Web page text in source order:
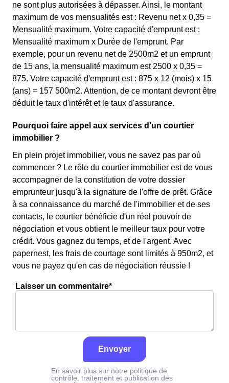
ne sont plus autorisées à dépasser. Ainsi, le montant
maximum de vos mensualités est : Revenu net x 0,35 =
Mensualité maximum. Votre capacité d'emprunt est :
Mensualité maximum x Durée de l'emprunt. Par
exemple, pour un revenu net de 2500m2 et un emprunt
de 15 ans, la mensualité maximum est 2500 x 0,35 =
875. Votre capacité d'emprunt est : 875 x 12 (mois) x 15
(ans) = 157 500m2. Attention, de ce montant devront être
déduit le taux d'intérêt et le taux d'assurance.
Pourquoi faire appel aux services d'un courtier
immobilier ?
En plein projet immobilier, vous ne savez pas par où
commencer ? Le rôle du courtier immobilier est de vous
accompagner de la constitution de votre dossier
emprunteur jusqu'à la signature de l'offre de prêt. Grâce
à sa connaissance du marché de l'immobilier et de ses
contacts, le courtier bénéficie d'un réel pouvoir de
négociation et vous obtient le meilleur taux pour votre
crédit. Vous gagnez du temps, et de l'argent. Avec
papernest, les frais de courtage sont limités à 950m2, et
vous ne payez qu'en cas de négociation réussie !
Laisser un commentaire*
Envoyer
En savoir plus sur notre politique de
contrôle, traitement et publication des